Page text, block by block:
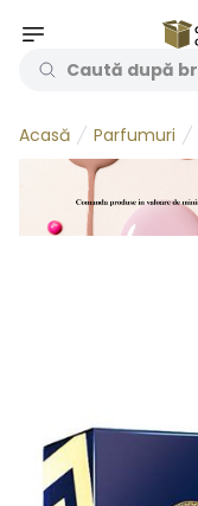
Acasă Parfumuri